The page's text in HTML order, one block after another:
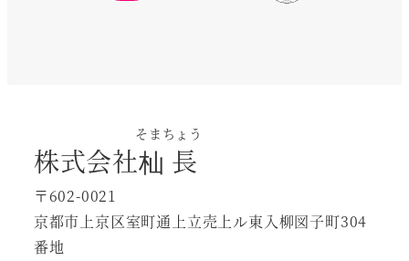
株式会社杣長
そまちょう
〒602-0021
京都市上京区室町通上立売上ル東入柳図子町304
番地